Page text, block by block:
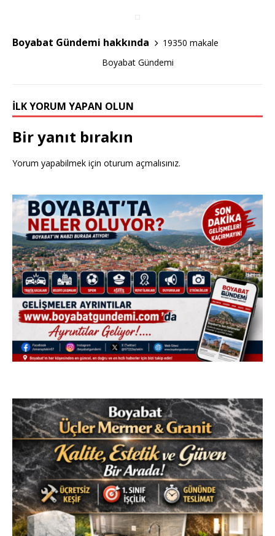
o
k
Boyabat Gündemi hakkında
19350 makale
Boyabat Gündemi
İLK YORUM YAPAN OLUN
Bir yanıt bırakın
Yorum yapabilmek için oturum açmalısınız.